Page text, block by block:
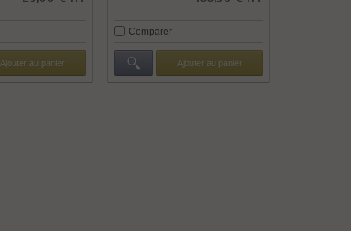
Ajouter au panier
Comparer
Ajouter au panier